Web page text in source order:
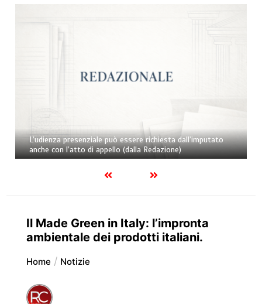
partner superstite di coppia omosessuale anche
di decesso intervenuto prima dell’entrata in
legge sulle unioni civili (dalla Redazione)
Il Made Green in Italy: l’impronta
ambientale dei prodotti italiani.
Home Notizie